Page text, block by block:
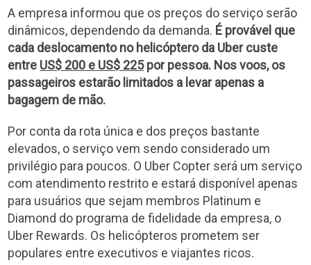
A empresa informou que os preços do serviço serão
dinâmicos, dependendo da demanda. É provável que
cada deslocamento no helicóptero da Uber custe
entre US$ 200 e US$ 225por pessoa. Nos voos, os
passageiros estarão limitados a levar apenas a
bagagem de mão.
Por conta da rota única e dos preços bastante
elevados, o serviço vem sendo considerado um
privilégio para poucos. O Uber Copter será um serviço
com atendimento restrito e estará disponível apenas
para usuários que sejam membros Platinum e
Diamond do programa de fidelidade da empresa, o
Uber Rewards. Os helicópteros prometem ser
populares entre executivos e viajantes ricos.